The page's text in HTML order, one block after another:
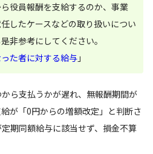
役員報酬を支給するのか、事業
したケースなどの取り扱いについ
非参考にしてください。
た者に対する給与 」
ら支払うかが遅れ、無報酬期間が
が「0円からの増額改定」と判断さ
期同額給与に該当せず、損金不算